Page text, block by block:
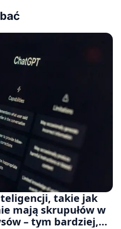
takie jak
mają skrupułów w
– tym bardziej,